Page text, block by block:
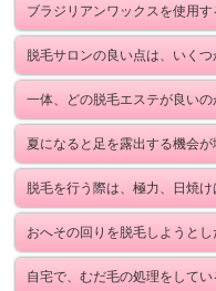
ブラジリアンワックスを使用す
脱毛サロンの良い点は、いく
一体、どの脱毛エステが良いの
夏になると足を露出する機会
脱毛を行う際は、極力、日焼
おへその回りを脱毛しようと
自宅で、むだ毛の処理をしてい